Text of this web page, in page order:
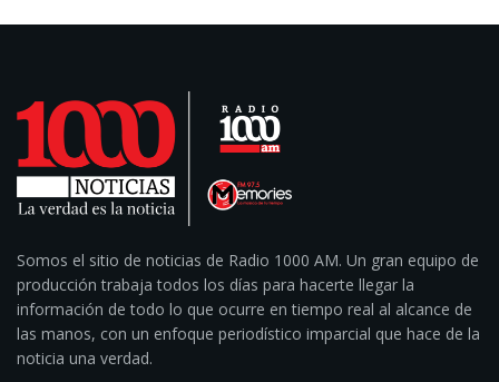
Somos el sitio de noticias de Radio 1000 AM. Un gran equipo de
producción trabaja todos los días para hacerte llegar la
información de todo lo que ocurre en tiempo real al alcance de
las manos, con un enfoque periodístico imparcial que hace de la
noticia una verdad.